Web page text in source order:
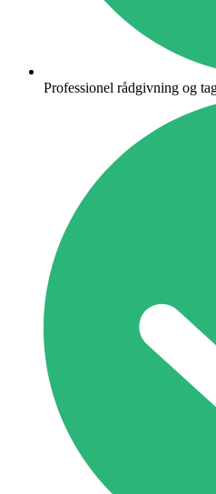
Professionel rådgivning og